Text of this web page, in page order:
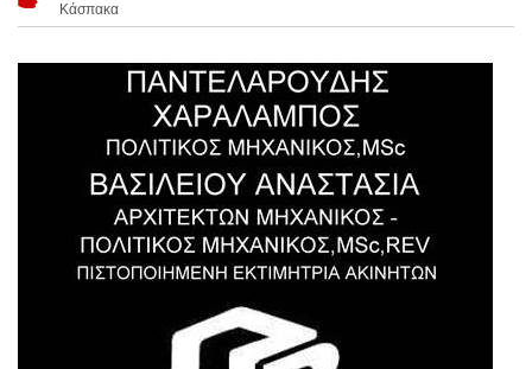
Κάσπακα